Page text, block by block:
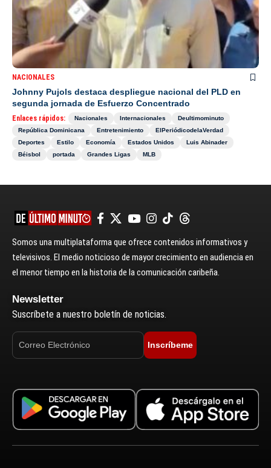
NACIONALES
Johnny Pujols destaca despliegue nacional del PLD en
segunda jornada de Esfuerzo Concentrado
Enlaces rápidos: Nacionales Internacionales
Deultimominuto
República Dominicana
Entretenimiento
ElPeriódicodelaVerdad
Deportes
Estilo Economía Estados Unidos
Luis Abinader
Béisbol
portada Grandes Ligas MLB
Somos una multiplataforma que ofrece contenidos informativos y
televisivos. El medio noticioso de mayor crecimiento en audiencia en
el menor tiempo en la historia de la comunicación caribeña.
Newsletter
Suscríbete a nuestro boletín de noticias.
Inscríbeme